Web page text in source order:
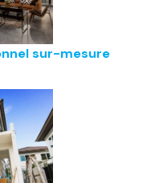
sur-mesure